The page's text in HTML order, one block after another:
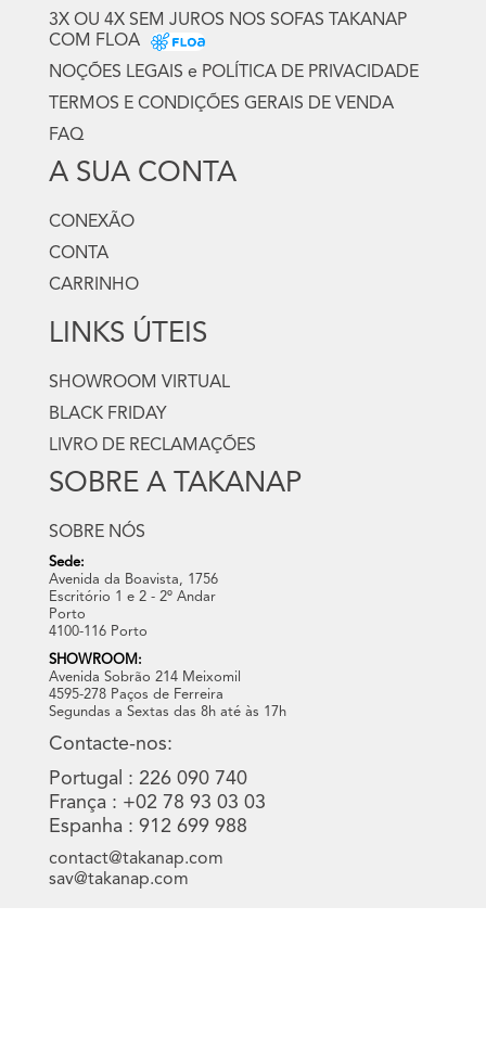
3X OU 4X SEM JUROS NOS SOFAS TAKANAP
COM FLOA
NOÇÕES LEGAIS e POLÍTICA DE PRIVACIDADE
TERMOS E CONDIÇÕES GERAIS DE VENDA
FAQ
A SUA CONTA
CONEXÃO
CONTA
CARRINHO
LINKS ÚTEIS
SHOWROOM VIRTUAL
BLACK FRIDAY
LIVRO DE RECLAMAÇÕES
SOBRE A TAKANAP
SOBRE NÓS
Sede:
Avenida da Boavista, 1756
Escritório 1 e 2 - 2º Andar
Porto
4100-116 Porto
SHOWROOM:
Avenida Sobrão 214 Meixomil
4595-278 Paços de Ferreira
Segundas a Sextas das 8h até às 17h
Contacte-nos:
Portugal : 226 090 740
França : +02 78 93 03 03
Espanha : 912 699 988
contact@takanap.com
sav@takanap.com